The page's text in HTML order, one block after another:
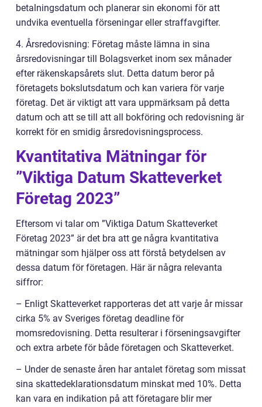
betalningsdatum och planerar sin ekonomi för att
undvika eventuella förseningar eller straffavgifter.
4. Årsredovisning: Företag måste lämna in sina
årsredovisningar till Bolagsverket inom sex månader
efter räkenskapsårets slut. Detta datum beror på
företagets bokslutsdatum och kan variera för varje
företag. Det är viktigt att vara uppmärksam på detta
datum och att se till att all bokföring och redovisning är
korrekt för en smidig årsredovisningsprocess.
Kvantitativa Mätningar för
”Viktiga Datum Skatteverket
Företag 2023”
Eftersom vi talar om ”Viktiga Datum Skatteverket
Företag 2023” är det bra att ge några kvantitativa
mätningar som hjälper oss att förstå betydelsen av
dessa datum för företagen. Här är några relevanta
siffror:
– Enligt Skatteverket rapporteras det att varje år missar
cirka 5% av Sveriges företag deadline för
momsredovisning. Detta resulterar i förseningsavgifter
och extra arbete för både företagen och Skatteverket.
– Under de senaste åren har antalet företag som missat
sina skattedeklarationsdatum minskat med 10%. Detta
kan vara en indikation på att företagare blir mer